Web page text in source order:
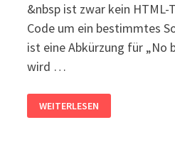
&nbsp ist zwar kein
Code um ein bestimmtes
ist eine Abkürzung für „No
wird …
–
NO
WEITERLESEN